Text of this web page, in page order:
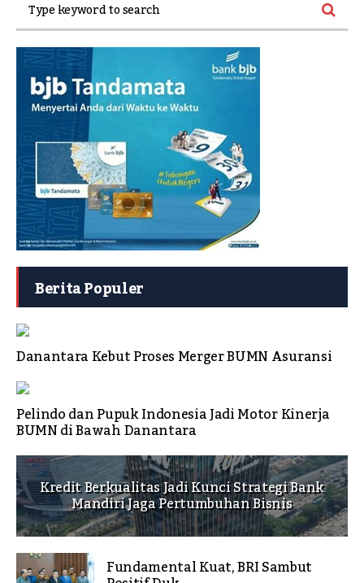
Berita Populer
Danantara Kebut Proses Merger BUMN Asuransi
Pelindo dan Pupuk Indonesia Jadi Motor Kinerja
BUMN di Bawah Danantara
Kredit Berkualitas Jadi Kunci Strategi Bank
Mandiri Jaga Pertumbuhan Bisnis
Fundamental Kuat, BRI Sambut